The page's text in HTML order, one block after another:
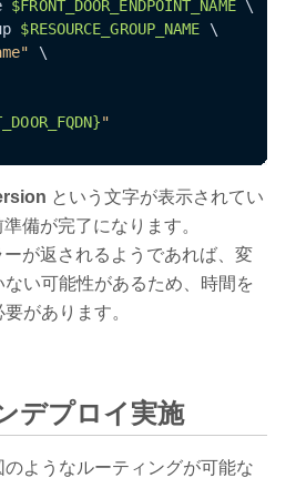
$FRONT_DOOR_ENDPOINT_NAME \
$RESOURCE_GROUP_NAME \
\
"
という文字が表示されてい
備が完了になります。
が返されるようであれば、変
い可能性があるため、時間を
があります。
デプロイ実施
ようなルーティングが可能な